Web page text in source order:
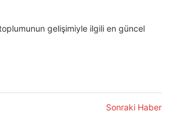
gelişimiyle ilgili en güncel
Sonraki Haber